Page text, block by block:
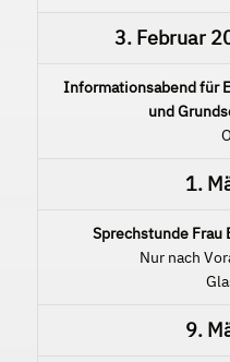
3. Februar
Informationsabend für
und
1.
Sprechstunde Frau
Nur nach
9.